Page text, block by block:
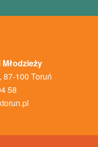
87-100 Toruń
58